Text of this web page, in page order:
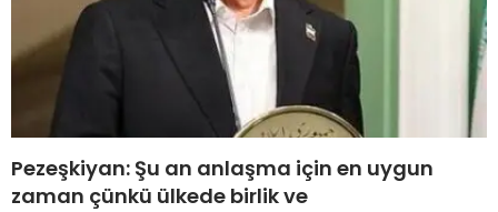
Pezeşkiyan: Şu an anlaşma için en uygun
zaman çünkü ülkede birlik ve